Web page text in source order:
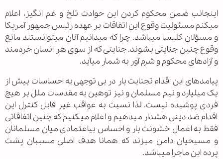
اینجانب ضمن محکوم کردن این حوادث تلخ و غم انگیز، اعلام
می‏کنم مسئولیت وقوع این اتفاقات بر عهده رئیس جمهور آمریکا
و مسؤلان کلیسا می‏باشد. چرا که می‏دانیم آنان می‏توانستند مانع
وقوع چنین جنایتی بشوند. جنایتی که از سوی هر انسان خردمند
و آزاده‏ای محکوم و شرم آور به شمار می‏آید.
پیامدهای این اقدام تجنایت بار در بی توجهی به احساسات بیش از
یک میلیارد و نیم مسلمان و نیز توهین به مقدسات ملل بر هیچ
فردی پوشیده نیست. لذا نسبت به عواقب غیر قابل کنترل این
اقدام ضد دینی هشدار می‏دهیم و اعلام می‏کنیم که چنین اتفاقاتی
فقط به اعمال خشونت بار و احساس بی‏اعتمادی میان مسلمانان
و مسیحیان دامن می‏زند که همانا هدف اصلی مسببان پشت
پرده این ماجرا می‏باشد.